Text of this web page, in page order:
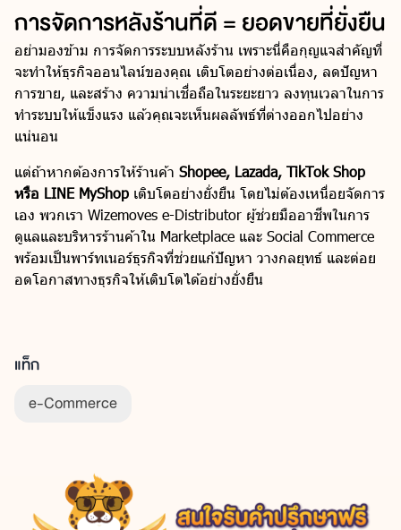
การจัดการหลังร้านที่ดี = ยอดขายที่ยั่งยืน
อย่ามองข้าม การจัดการระบบหลังร้าน เพราะนี่คือกุญแจสำคัญที่
จะทำให้ธุรกิจออนไลน์ของคุณ เติบโตอย่างต่อเนื่อง, ลดปัญหา
การขาย, และสร้าง ความน่าเชื่อถือในระยะยาว ลงทุนเวลาในการ
ทำระบบให้แข็งแรง แล้วคุณจะเห็นผลลัพธ์ที่ต่างออกไปอย่าง
แน่นอน
แต่ถ้าหากต้องการให้ร้านค้า Shopee, Lazada, TikTok Shop
หรือ LINE MyShop เติบโตอย่างยั่งยืน โดยไม่ต้องเหนื่อยจัดการ
เอง พวกเรา Wizemoves e-Distributor ผู้ช่วยมืออาชีพในการ
ดูแลและบริหารร้านค้าใน Marketplace และ Social Commerce
พร้อมเป็นพาร์ทเนอร์ธุรกิจที่ช่วยแก้ปัญหา วางกลยุทธ์ และต่อย
อดโอกาสทางธุรกิจให้เติบโตได้อย่างยั่งยืน
แท็ก
e-Commerce